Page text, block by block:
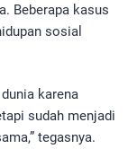
Beberapa kasus
sosial
karena
sudah menjadi
tegasnya.